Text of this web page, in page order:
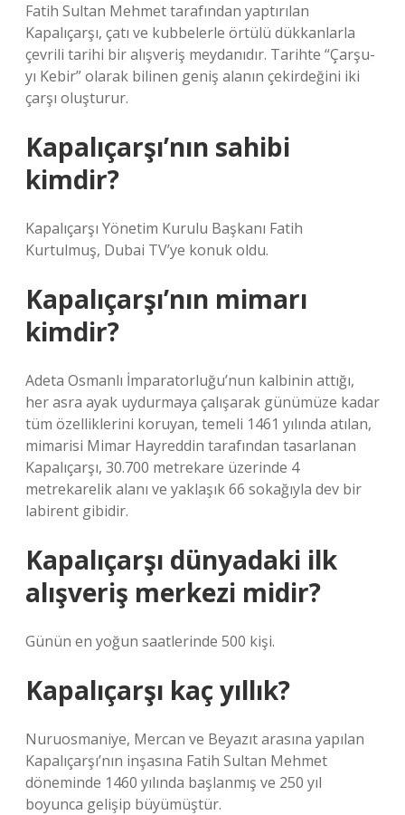
Fatih Sultan Mehmet tarafından yaptırılan
Kapalıçarşı, çatı ve kubbelerle örtülü dükkanlarla
çevrili tarihi bir alışveriş meydanıdır. Tarihte “Çarşu-
yı Kebir” olarak bilinen geniş alanın çekirdeğini iki
çarşı oluşturur.
Kapalıçarşı’nın sahibi
kimdir?
Kapalıçarşı Yönetim Kurulu Başkanı Fatih
Kurtulmuş, Dubai TV’ye konuk oldu.
Kapalıçarşı’nın mimarı
kimdir?
Adeta Osmanlı İmparatorluğu’nun kalbinin attığı,
her asra ayak uydurmaya çalışarak günümüze kadar
tüm özelliklerini koruyan, temeli 1461 yılında atılan,
mimarisi Mimar Hayreddin tarafından tasarlanan
Kapalıçarşı, 30.700 metrekare üzerinde 4
metrekarelik alanı ve yaklaşık 66 sokağıyla dev bir
labirent gibidir.
Kapalıçarşı dünyadaki ilk
alışveriş merkezi midir?
Günün en yoğun saatlerinde 500 kişi.
Kapalıçarşı kaç yıllık?
Nuruosmaniye, Mercan ve Beyazıt arasına yapılan
Kapalıçarşı’nın inşasına Fatih Sultan Mehmet
döneminde 1460 yılında başlanmış ve 250 yıl
boyunca gelişip büyümüştür.